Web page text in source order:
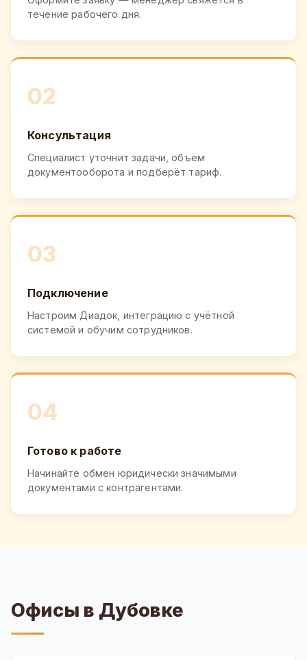
течение рабочего дня.
02
Консультация
Специалист уточнит задачи, объём
документооборота и подберёт тариф.
03
Подключение
Настроим Диадок, интеграцию с учётной
системой и обучим сотрудников.
04
Готово к работе
Начинайте обмен юридически значимыми
документами с контрагентами.
Офисы в Дубовке